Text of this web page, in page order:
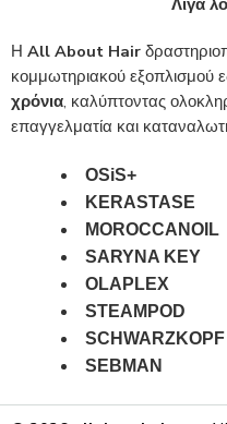
Λίγα
Η All About Hair
κομμωτηριακού εξοπλισμού
χρόνια, καλύπτοντας
επαγγελματία και
OSiS+
KERASTASE
MOROCCANOIL
SARYNA KEY
OLAPLEX
STEAMPOD
SCHWARZKOPF
SEBMAN